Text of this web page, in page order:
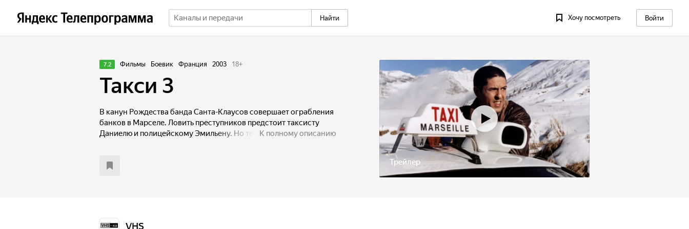
Найти Хочу посмотреть Войти
Трейлер
7.2 Фильмы Боевик Франция 2003 18+
Такси 3
В канун Рождества банда Санта-Клаусов совершает ограбления
банков в Марселе. Ловить преступников предстоит таксисту
Даниелю и полицейскому Эмильену. Но те вытворяют такое,
К полному описанию
VHS